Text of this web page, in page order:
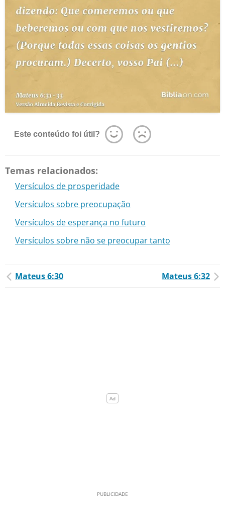
Este conteúdo foi útil?
Temas relacionados:
Versículos de prosperidade
Versículos sobre preocupação
Versículos de esperança no futuro
Versículos sobre não se preocupar tanto
Mateus 6:30 Mateus 6:32